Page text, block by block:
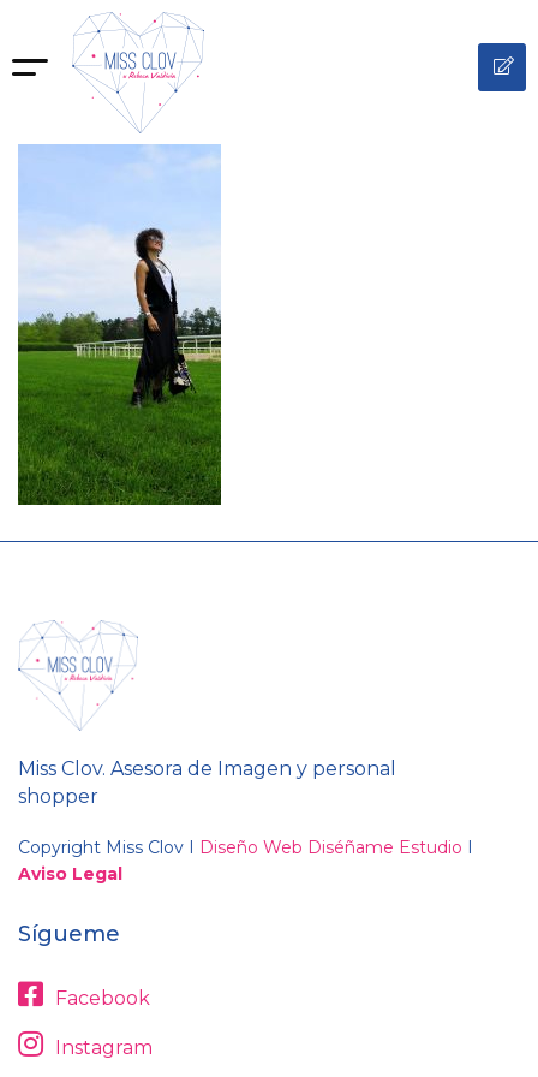
Miss Clov. Asesora de Imagen y personal
shopper
Copyright Miss Clov I Diseño Web Diséñame Estudio I
Aviso Legal
Sígueme
Facebook
Instagram